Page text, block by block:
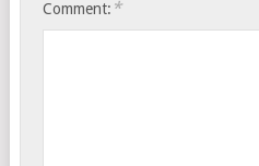
Comment: *